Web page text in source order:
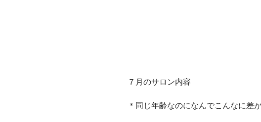
７月のサロン内容
＊同じ年齢なのになんでこんなに差